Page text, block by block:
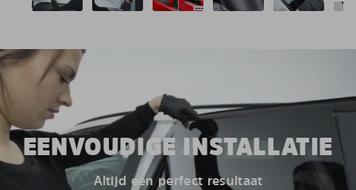
EENVOUDIGE INSTALLATIE
Altijd een perfect resultaat